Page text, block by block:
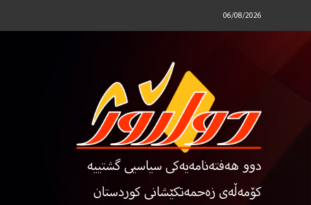
06/08/2026
دوو هەفتەنامەیەکی سیاسیی گشتییە
کۆمەڵەی زەحمەتکێشانی کوردستان